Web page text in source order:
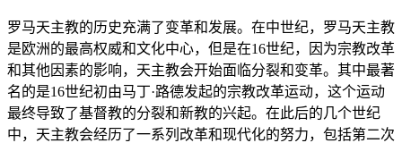
罗马天主教的历史充满了变革和发展。在中世纪，罗马天主教
是欧洲的最高权威和文化中心，但是在16世纪，因为宗教改革
和其他因素的影响，天主教会开始面临分裂和变革。其中最著
名的是16世纪初由马丁·路德发起的宗教改革运动，这个运动
最终导致了基督教的分裂和新教的兴起。在此后的几个世纪
中，天主教会经历了一系列改革和现代化的努力，包括第二次